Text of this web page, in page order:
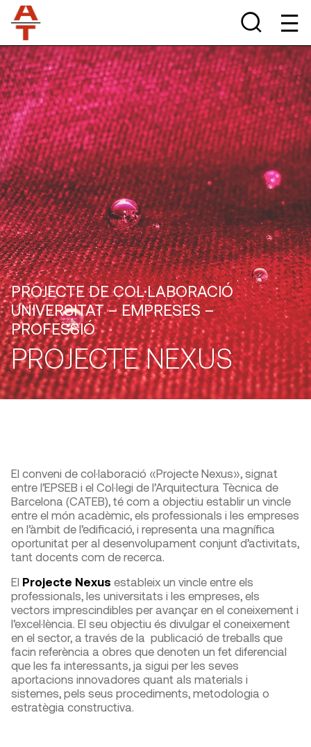
PROJECTE DE COL·LABORACIÓ
UNIVERSITAT – EMPRESES –
PROFESSIÓ
PROJECTE NEXUS
El conveni de col·laboració «Projecte Nexus», signat
entre l’EPSEB i el Col·legi de l’Arquitectura Tècnica de
Barcelona (CATEB), té com a objectiu establir un vincle
entre el món acadèmic, els professionals i les empreses
en l’àmbit de l’edificació, i representa una magnífica
oportunitat per al desenvolupament conjunt d’activitats,
tant docents com de recerca.
El Projecte Nexus estableix un vincle entre els
professionals, les universitats i les empreses, els
vectors imprescindibles per avançar en el coneixement i
l’excel·lència. El seu objectiu és divulgar el coneixement
en el sector, a través de la publicació de treballs que
facin referència a obres que denoten un fet diferencial
que les fa interessants, ja sigui per les seves
aportacions innovadores quant als materials i
sistemes, pels seus procediments, metodologia o
estratègia constructiva.